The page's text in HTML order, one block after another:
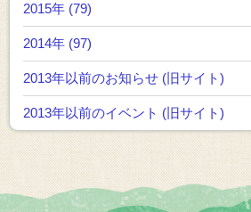
2015年 (79)
2014年 (97)
2013年以前のお知らせ (旧サイト)
2013年以前のイベント (旧サイト)